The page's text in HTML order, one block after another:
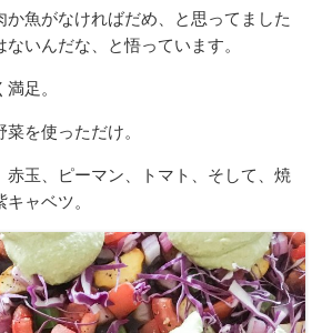
魚がなければだめ、と思ってました
いんだな、と悟っています。
足。
を使っただけ。
赤玉、ピーマン、トマト、そして、焼
ャベツ。